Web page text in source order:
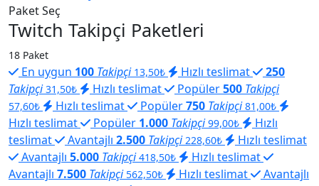
Paket Seç
Twitch Takipçi Paketleri
18 Paket
En uygun 100 Takipçi 13,50₺ Hızlı teslimat
250
Takipçi 31,50₺ Hızlı teslimat Popüler500 Takipçi
57,60₺ Hızlı teslimat Popüler750 Takipçi 81,00₺
Hızlı teslimat Popüler 1.000 Takipçi 99,00₺
Hızlı
teslimat
Avantajlı 2.500 Takipçi 228,60₺
Hızlı teslimat
Avantajlı 5.000 Takipçi 418,50₺
Hızlı teslimat
Avantajlı 7.500 Takipçi 562,50₺ Hızlı teslimat
Avantajlı